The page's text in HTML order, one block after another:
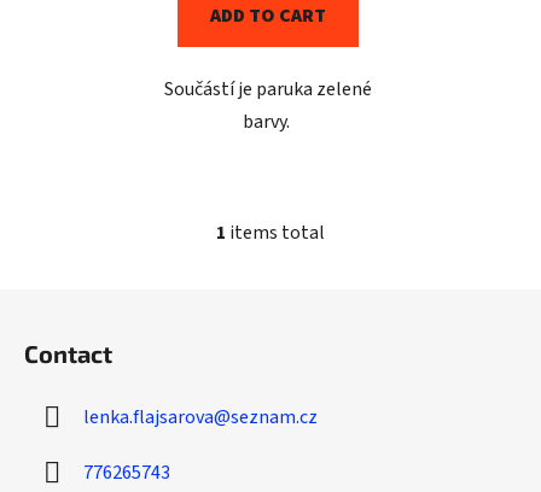
ADD TO CART
Součástí je paruka zelené
barvy.
L
c
1 items total
Contact
lenka.flajsarova@seznam.cz
776265743